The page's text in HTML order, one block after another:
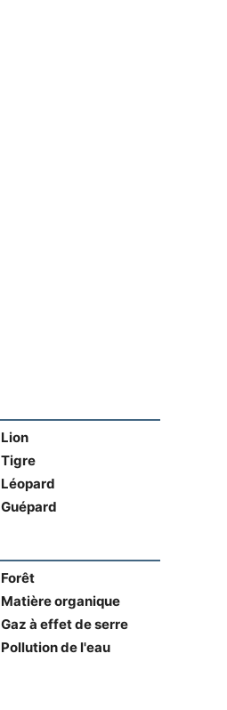
Lion
Tigre
Léopard
Guépard
Forêt
Matière organique
Gaz à effet de serre
Pollution de l'eau